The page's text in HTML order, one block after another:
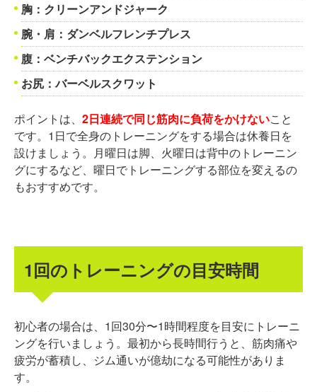
胸：クリーンアンドジャーク
腕・肩：ダンベルフレンチプレス
腹：ベンチバックエクステンション
お尻：バーベルスクワット
ポイントは、 2日連続で同じ筋肉に負荷をかけないこと
です。1日で全身のトレーニングをする場合は休養日を
設けましょう。月曜日は脚、火曜日は背中のトレーニン
グにするなど、曜日でトレーニングする部位を変えるの
もおすすめです。
1回のトレーニングの目安時間
初心者の場合は、1回30分〜1時間程度を目安にトレーニ
ングを行いましょう。最初から長時間行うと、筋肉痛や
疲労が蓄積し、ジム通いが億劫になる可能性がありま
す。